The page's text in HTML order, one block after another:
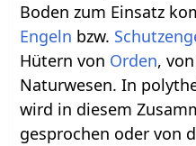
Boden zum Einsatz
Engeln bzw.
Hütern von Orden,
Naturwesen. In
wird in diesem
gesprochen oder von